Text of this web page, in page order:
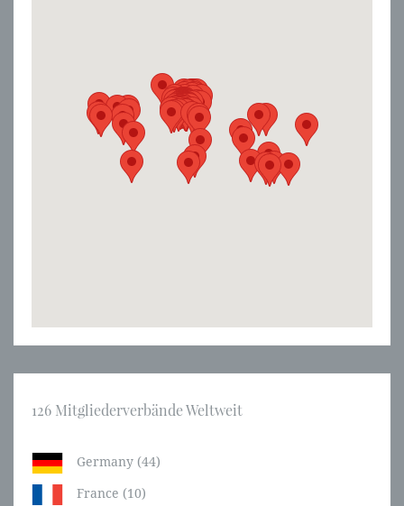
126 Mitgliederverbände Weltweit
Germany (44)
France (10)